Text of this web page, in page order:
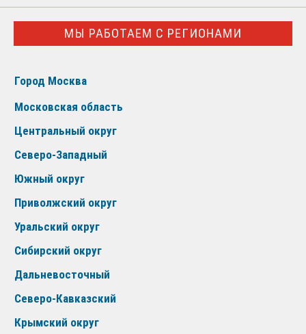
МЫ РАБОТАЕМ С РЕГИОНАМИ
Город Москва
Московская область
Центральный округ
Северо-Западный
Южный округ
Приволжский округ
Уральский округ
Сибирский округ
Дальневосточный
Северо-Кавказский
Крымский округ